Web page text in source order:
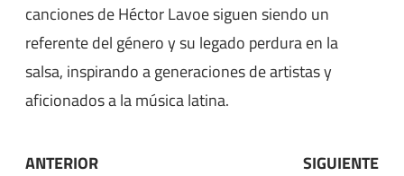
canciones de Héctor Lavoe siguen siendo un
referente del género y su legado perdura en la
salsa, inspirando a generaciones de artistas y
aficionados a la música latina.
ANTERIOR
SIGUIENTE